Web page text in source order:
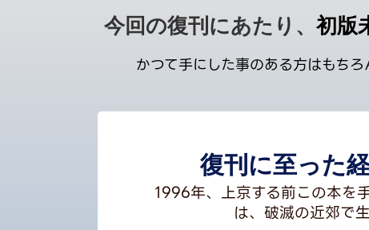
今回の復刊にあたり、初版
かつて手にした事のある方はもち
復刊に至った
1996年、上京する前この本を
は、破滅の近郊で